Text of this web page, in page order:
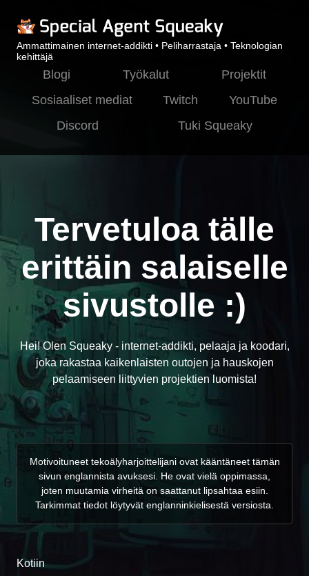
Ammattimainen internet-addikti • Peliharrastaja • Teknologian
kehittäjä
Blogi Työkalut
Projektit
Sosiaaliset mediat
Twitch
YouTube
Discord
Tuki Squeaky
Tervetuloa tälle
erittäin salaiselle
sivustolle :)
Hei! Olen Squeaky - internet-addikti, pelaaja ja koodari,
joka rakastaa kaikenlaisten outojen ja hauskojen
pelaamiseen liittyvien projektien luomista!
Motivoituneet tekoälyharjoittelijani ovat kääntäneet tämän
sivun englannista avuksesi. He ovat vielä oppimassa,
joten muutamia virheitä on saattanut lipsahtaa esiin.
Tarkimmat tiedot löytyvät englanninkielisestä versiosta.
Kotiin